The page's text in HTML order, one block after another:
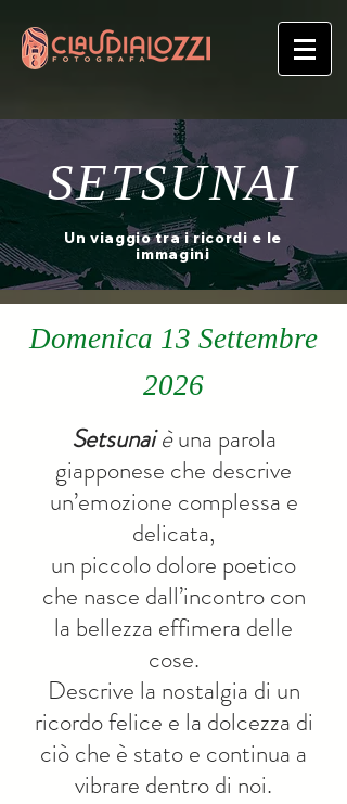
SETSUNAI
Un viaggio tra i ricordi e le
immagini
Domenica 13 Settembre
2026
Setsunaièuna parola
giapponese che descrive
un’emozione complessa e
delicata,
un piccolo dolore poetico
che nasce dall’incontro con
la bellezza effimera delle
cose.
Descrive la nostalgia di un
ricordo felice e la dolcezza di
ciò che è stato e continua a
vibrare dentro di noi.